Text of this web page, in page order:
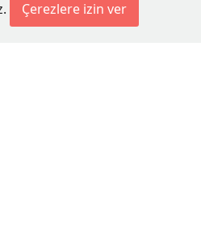
Çerezlere izin ver